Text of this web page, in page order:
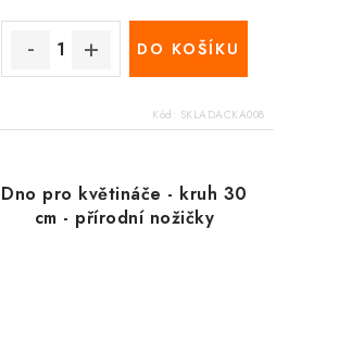
DO KOŠÍKU
Kód: SKLADACKA008
Dno pro květináče - kruh 30
cm - přírodní nožičky